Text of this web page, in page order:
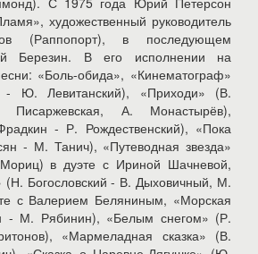
художественный руководитель
(Раппопорт), в последующем
Березин. В его исполнении на
«Боль-обида», «Кинематограф»
- Ю. Левитанский), «Приходи» (В.
А. Монастырёв),
- Р. Рождественский), «Пока
- М. Танич), «Путеводная звезда»
в дуэте с Ириной Шачневой,
(Н. Богословский - В. Дыховичный, М.
с Валерием Беляниным, «Морская
- М. Рябинин), «Белым снегом» (Р.
«Мармеладная сказка» (В.